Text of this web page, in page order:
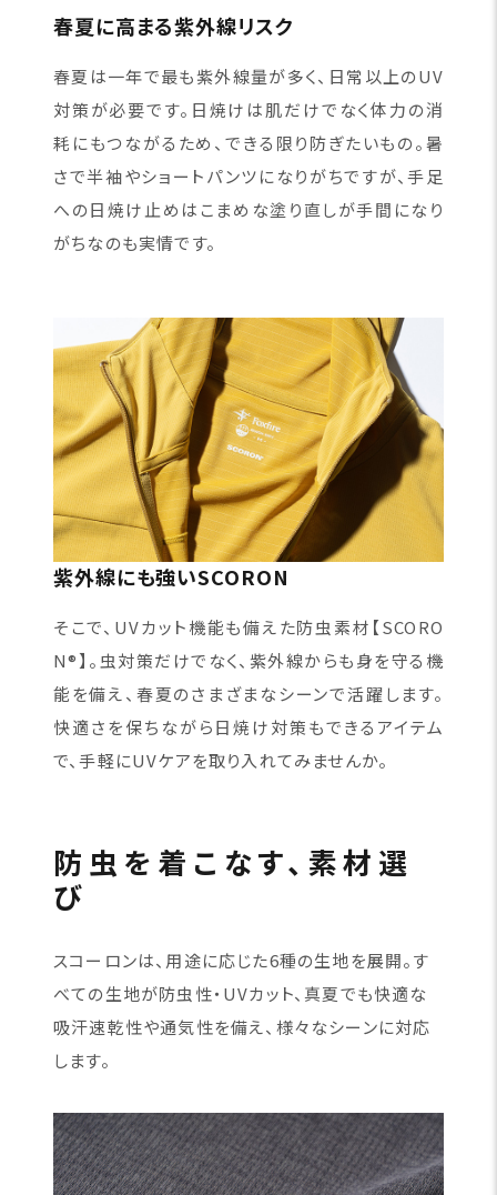
春夏に高まる紫外線リスク
春夏は一年で最も紫外線量が多く、日常以上のUV
対策が必要です。日焼けは肌だけでなく体力の消
耗にもつながるため、できる限り防ぎたいもの。暑
さで半袖やショートパンツになりがちですが、手足
への日焼け止めはこまめな塗り直しが手間になり
がちなのも実情です。
紫外線にも強いSCORON
そこで、UVカット機能も備えた防虫素材【SCORO
N®】。虫対策だけでなく、紫外線からも身を守る機
能を備え、春夏のさまざまなシーンで活躍します。
快適さを保ちながら日焼け対策もできるアイテム
で、手軽にUVケアを取り入れてみませんか。
防虫を着こなす、素材選
び
スコーロンは、用途に応じた6種の生地を展開。す
べての生地が防虫性・UVカット、真夏でも快適な
吸汗速乾性や通気性を備え、様々なシーンに対応
します。